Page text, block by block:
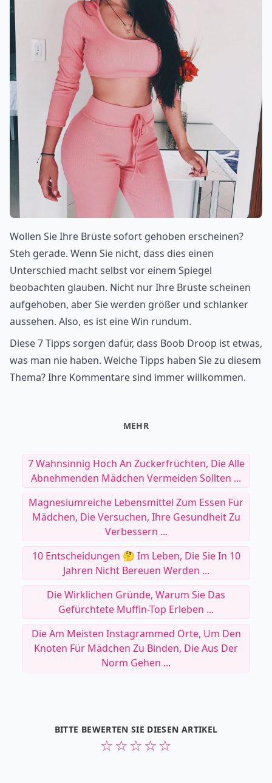
Wollen Sie Ihre Brüste sofort gehoben erscheinen?
Steh gerade. Wenn Sie nicht, dass dies einen
Unterschied macht selbst vor einem Spiegel
beobachten glauben. Nicht nur Ihre Brüste scheinen
aufgehoben, aber Sie werden größer und schlanker
aussehen. Also, es ist eine Win rundum.
Diese 7 Tipps sorgen dafür, dass Boob Droop ist etwas,
was man nie haben. Welche Tipps haben Sie zu diesem
Thema? Ihre Kommentare sind immer willkommen.
MEHR
7 Wahnsinnig Hoch An Zuckerfrüchten, Die Alle
Abnehmenden Mädchen Vermeiden Sollten ...
Magnesiumreiche Lebensmittel Zum Essen Für
Mädchen, Die Versuchen, Ihre Gesundheit Zu
Verbessern ...
10 Entscheidungen 🤔 Im Leben, Die Sie In 10
Jahren Nicht Bereuen Werden ...
Die Wirklichen Gründe, Warum Sie Das
Gefürchtete Muffin-Top Erleben ...
Die Am Meisten Instagrammed Orte, Um Den
Knoten Für Mädchen Zu Binden, Die Aus Der
Norm Gehen ...
BITTE BEWERTEN SIE DIESEN ARTIKEL
☆
☆
☆
☆
☆